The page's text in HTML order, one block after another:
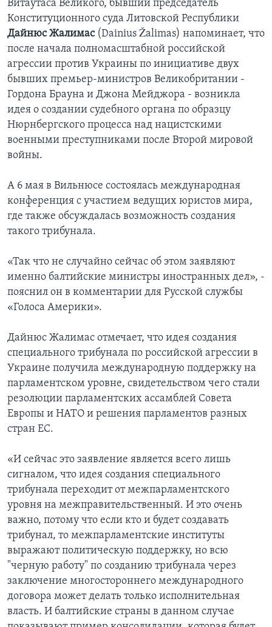
Витаутаса Великого, бывший председатель
Конституционного суда Литовской Республики
Дайнюс Жалимас(Dainius Žalimas) напоминает, что
после начала полномасштабной российской
агрессии против Украины по инициативе двух
бывших премьер-министров Великобритании -
Гордона Брауна и Джона Мейджора - возникла
идея о создании судебного органа по образцу
Нюрнбергского процесса над нацистскими
военными преступниками после Второй мировой
войны.
А 6 мая в Вильнюсе состоялась международная
конференция с участием ведущих юристов мира,
где также обсуждалась возможность создания
такого трибунала.
«Так что не случайно сейчас об этом заявляют
именно балтийские министры иностранных дел», -
пояснил он в комментарии для Русской службы
«Голоса Америки».
Дайнюс Жалимас отмечает, что идея создания
специального трибунала по российской агрессии в
Украине получила международную поддержку на
парламентском уровне, свидетельством чего стали
резолюции парламентских ассамблей Совета
Европы и НАТО и решения парламентов разных
стран ЕС.
«И сейчас это заявление является всего лишь
сигналом, что идея создания специального
трибунала переходит от межпарламентского
уровня на межправительственный. И это очень
важно, потому что если кто и будет создавать
трибунал, то межпарламентские институты
выражают политическую поддержку, но всю
"черную работу" по созданию трибунала через
заключение многостороннего международного
договора может делать только исполнительная
власть. И балтийские страны в данном случае